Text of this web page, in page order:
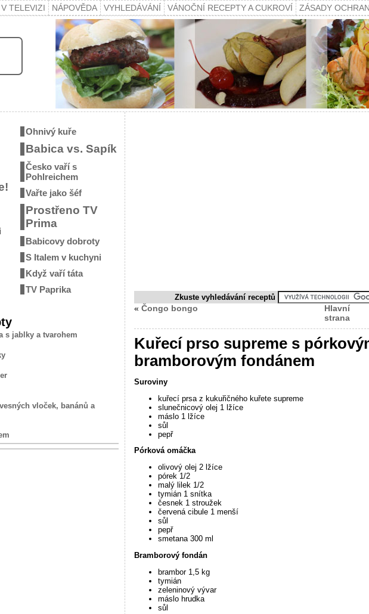
TELEVIZI NÁPOVĚDA VYHLEDÁVÁNÍ VÁNOČNÍ RECEPTY A CUKROVÍ ZÁSADY
Ohnivý kuře
Babica vs. Sapík
Česko vaří s
Pohlreichem
Vařte jako šéf
Prostřeno TV
Prima
Babicovy dobroty
S Italem v kuchyni
Když vaří táta
TV Paprika
s jablky a tvarohem
vloček, banánů a
Zkuste vyhledávání receptů
« Čongo bongo
Hlavní
strana
Kuřecí prso supreme s
bramborovým fondánem
Suroviny
kuřecí prsa z kukuřičného kuřete supreme
slunečnicový olej 1 lžíce
máslo 1 lžíce
sůl
pepř
Pórková omáčka
olivový olej 2 lžíce
pórek 1/2
malý lilek 1/2
tymián 1 snítka
česnek 1 stroužek
červená cibule 1 menší
sůl
pepř
smetana 300 ml
Bramborový fondán
brambor 1,5 kg
tymián
zeleninový vývar
máslo hrudka
sůl